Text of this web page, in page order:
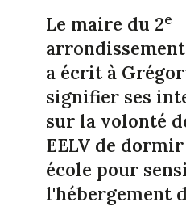
Le maire du 2e
a écrit à
signifier ses
sur la volonté
EELV de
école pour
l'hébergement